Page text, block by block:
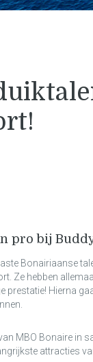
pro bij
Bonairiaanse
Ze hebben
Hierna
MBO Bonaire in
attracties